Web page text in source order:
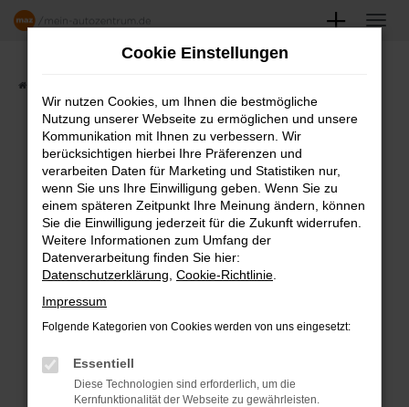
Zum
FAHRZEUGSHOWROOM
Fehler: Network Error
Beim Laden ist ein Fehler aufgetreten.
Hier sind ein paar Tipps, die dir helfen können:
Überprüfe deine Firewall und deine
Laden andere Webseiten, zum Beispiel
deine Suchmaschine?
Cookie Einstellungen
Wir nutzen Cookies, um Ihnen die bestmögliche
Nutzung unserer Webseite zu ermöglichen und unsere
Kommunikation mit Ihnen zu verbessern. Wir
berücksichtigen hierbei Ihre Präferenzen und
verarbeiten Daten für Marketing und Statistiken nur,
wenn Sie uns Ihre Einwilligung geben. Wenn Sie zu
einem späteren Zeitpunkt Ihre Meinung ändern, können
Sie die Einwilligung jederzeit für die Zukunft widerrufen.
Weitere Informationen zum Umfang der
Datenverarbeitung finden Sie hier:
Datenschutzerklärung Cookie-Richtlinie
Impressum
Folgende Kategorien von Cookies werden von uns eingesetzt:
Essentiell
Diese Technologien sind erforderlich, um die
Kernfunktionalität der Webseite zu gewährleisten.